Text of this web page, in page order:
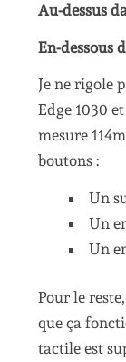
Au-dessus
En-dessous
Je ne rigole
Edge 1030
mesure
boutons :
Un
Un
Un
Pour le
que ça
tactile est